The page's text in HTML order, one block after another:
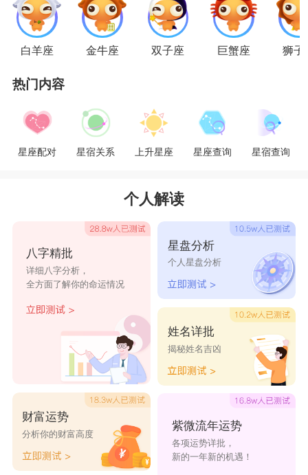
还是有进步空间的。由于天蝎座和处女座都是阴性
星座的人，双方性格本身就很内敛，他们为人沉默
流，这样你们之间才能够互相发现不足之处，那样
你们的感情无疑就是锦上添花了。
星座乐原创文章，转载需注明出处
白羊座 金牛座 双子座 巨蟹座 狮子
热门内容
星座配对 星宿关系 上升星座 星座查询 星宿查询
个人解读
八字精批
详细八字分析，
全方面了解你的命运情况
财富运势
分析你的财富高度
星盘分析
个人星盘分析
姓名详批
揭秘姓名吉凶
紫微流年运势
各项运势详批，
新的一年新的机遇！